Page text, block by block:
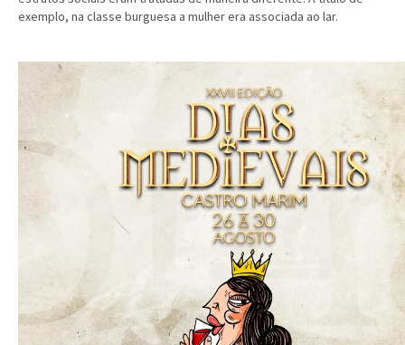
exemplo, na classe burguesa a mulher era associada ao lar.